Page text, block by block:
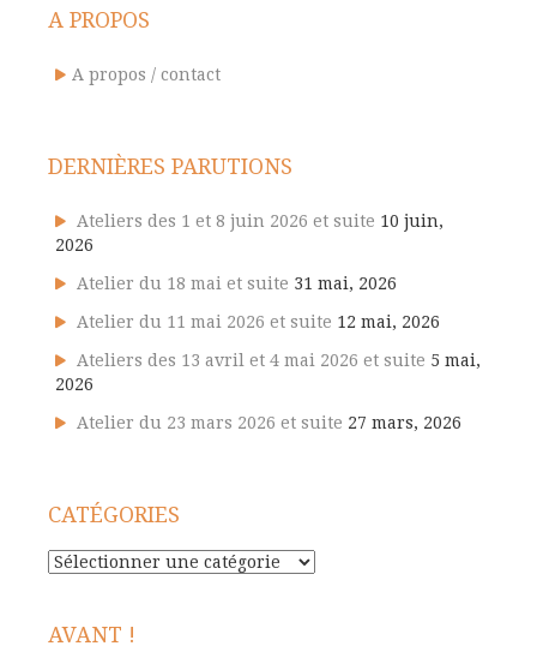
A PROPOS
A propos / contact
DERNIÈRES PARUTIONS
Ateliers des 1 et 8 juin 2026 et suite 10 juin,
2026
Atelier du 18 mai et suite 31 mai, 2026
Atelier du 11 mai 2026 et suite 12 mai, 2026
Ateliers des 13 avril et 4 mai 2026 et suite 5 mai,
2026
Atelier du 23 mars 2026 et suite 27 mars, 2026
CATÉGORIES
Catégories
AVANT !